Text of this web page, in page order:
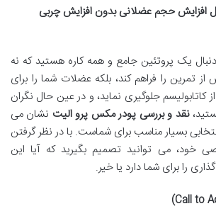
افزایش حجم عضلانی بدون افزایش چربی
یک پروتئین جامع و همه کاره هستید که نه
تمرین را فراهم کند، بلکه عضلات شما را برای
کاتابولیسم جلوگیری نماید، و در عین حال نگران
نقد و بررسی پودر مکس پرو الیت نشان می
بسیار مناسب برای شماست. با در نظر گرفتن
خود، می توانید تصمیم بگیرید که آیا این
را برای شما دارد یا خیر.